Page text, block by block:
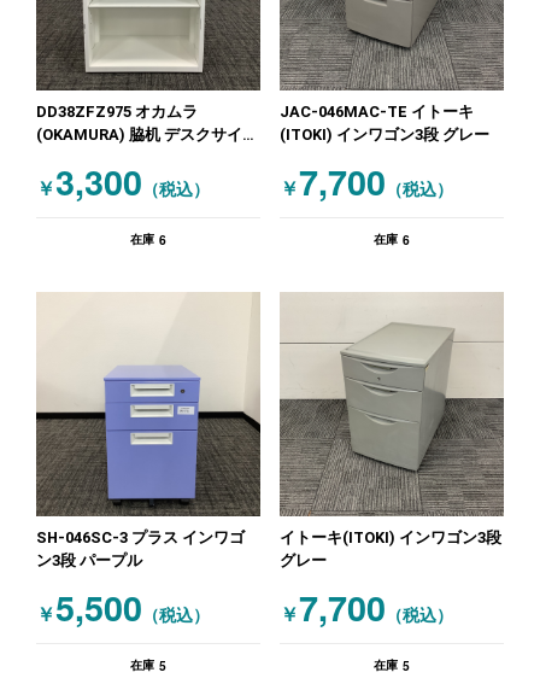
DD38ZFZ975 オカムラ
(OKAMURA) 脇机 デスクサイド
￥3,300 （税込）
在庫 6
JAC-046MAC-TE イトーキ
(ITOKI) インワゴン3段 グレー
￥7,700 （税込）
在庫 6
SH-046SC-3 プラス インワゴ
ン3段 パープル
￥5,500 （税込）
在庫 5
イトーキ(ITOKI) インワゴン3段
グレー
￥7,700 （税込）
在庫 5